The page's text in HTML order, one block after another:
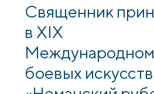
Священник
в XIX
Международном
боевых искусств